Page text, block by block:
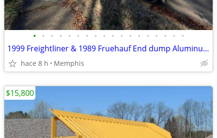
• • • • • • • • • • • • • • • • • •
1999 Freightliner & 1989 Fruehauf End dump Aluminum
hace 8 h Memphis
$15,800